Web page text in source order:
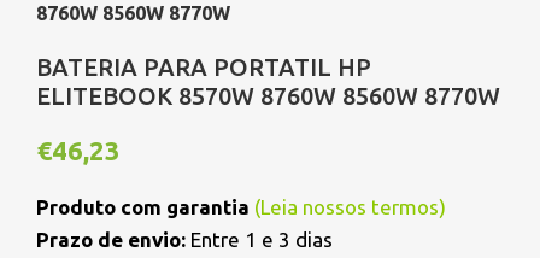
8760W 8560W 8770W
BATERIA PARA PORTATIL HP
ELITEBOOK 8570W 8760W 8560W 8770W
€46,23
Produto com garantia (Leia nossos termos)
Prazo de envio: Entre 1 e 3 dias